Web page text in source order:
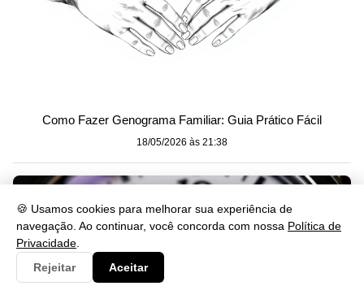
🍪 Usamos cookies para melhorar sua experiência de
navegação. Ao continuar, você concorda com nossa Política de
Privacidade
Rejeitar
Aceitar
Como Fazer Genograma Familiar: Guia Prático Fácil
18/05/2026 às 21:38